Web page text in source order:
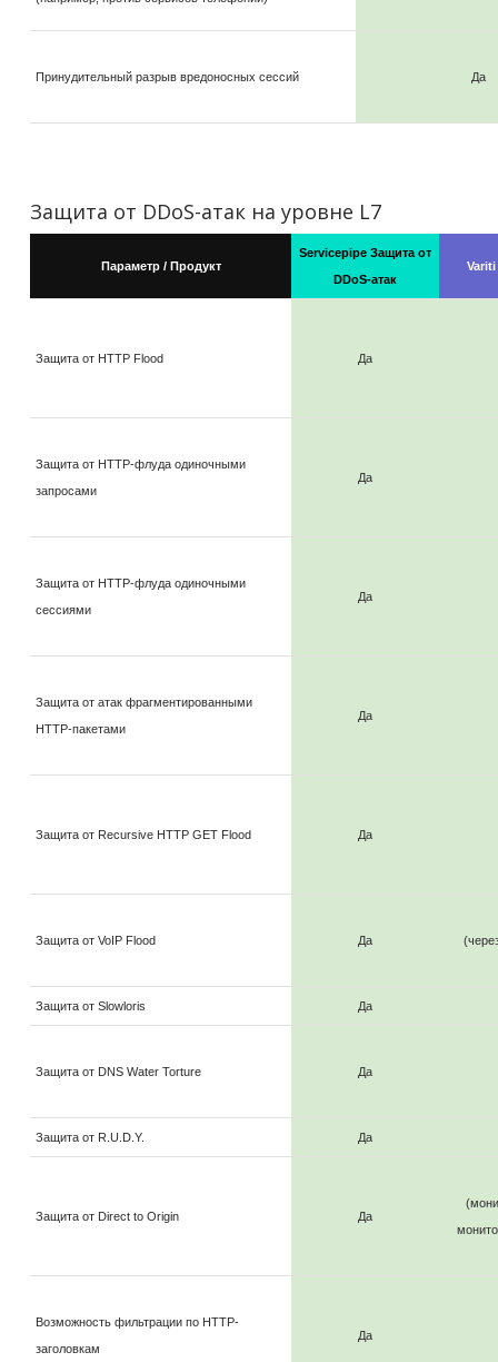
Принудительный разрыв вредоносных сессий Да
Защита от DDoS-атак на уровне L7
Параметр / Продукт
Servicepipe Защита от
DDoS-атак
Variti
Защита от HTTP Flood Да
Защита от HTTP-флуда одиночными
запросами
Да
Защита от HTTP-флуда одиночными
сессиями
Да
Защита от атак фрагментированными
HTTP-пакетами
Да
Защита от Recursive HTTP GET Flood Да
Защита от VoIP Flood Да
Защита от Slowloris Да
Защита от DNS Water Torture Да
Защита от R.U.D.Y. Да
Защита от Direct to Origin Да
Возможность фильтрации по HTTP-
заголовкам
Да